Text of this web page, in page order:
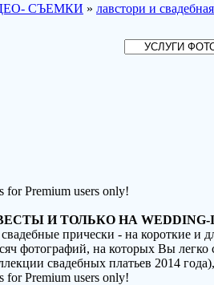
СЪЕМКИ » лавстори и
for Premium users only!
И ТОЛЬКО НА WEDDING-
прически - на короткие и
фотографий, на которых Вы
свадебных платьев 2014
for Premium users only!